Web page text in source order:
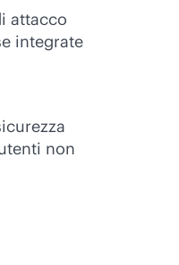
attacco
integrate
non